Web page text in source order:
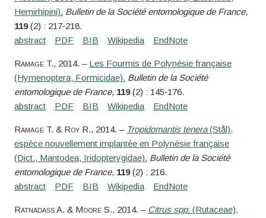
Hemirhipini). Bulletin de la Société entomologique de France,
119(2) : 217‑218.
RamageT., 2014. – Les Fourmis de Polynésie française
(Hymenoptera, Formicidae). Bulletin de la Société
entomologique de France, 119(2) : 145‑176.
RamageT. & RoyR., 2014. – Tropidomantis tenera(Stål),
espèce nouvellement implantée en Polynésie française
(Dict., Mantodea, Iridopterygidae). Bulletin de la Société
entomologique de France, 119(2) : 216.
RatnadassA. & MooreS., 2014. – Citrus spp. (Rutaceae),